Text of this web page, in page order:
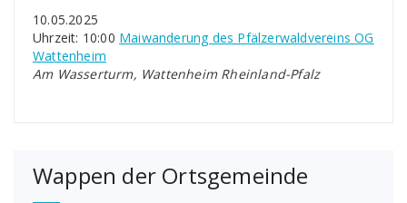
10.05.2025
Uhrzeit: 10:00 Maiwanderung des Pfälzerwaldvereins OG
Wattenheim
Am Wasserturm, Wattenheim Rheinland-Pfalz
Wappen der Ortsgemeinde